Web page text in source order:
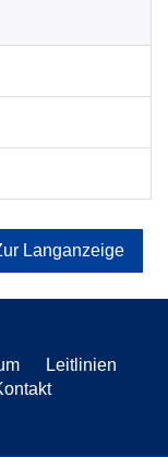
Langanzeige
Leitlinien